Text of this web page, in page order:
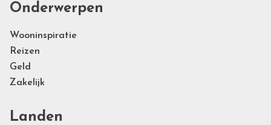
Onderwerpen
Wooninspiratie
Reizen
Geld
Zakelijk
Landen